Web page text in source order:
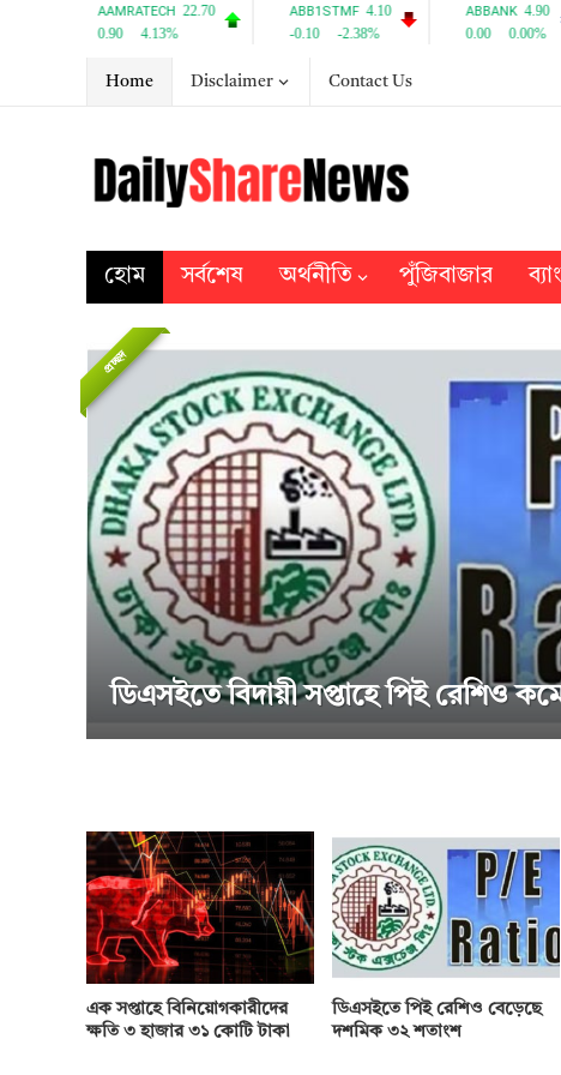
Home Disclaimer Contact Us
হোম সর্বশেষ অর্থনীতি পুঁজিবাজার
এক সপ্তাহে বিনিয়োগকারীদের
ক্ষতি ৩ হাজার ৩১ কোটি টাকা
ডিএসইতে পিই রেশিও বেড়েছে
দশমিক ৩২ শতাংশ
প্রচ্ছদ